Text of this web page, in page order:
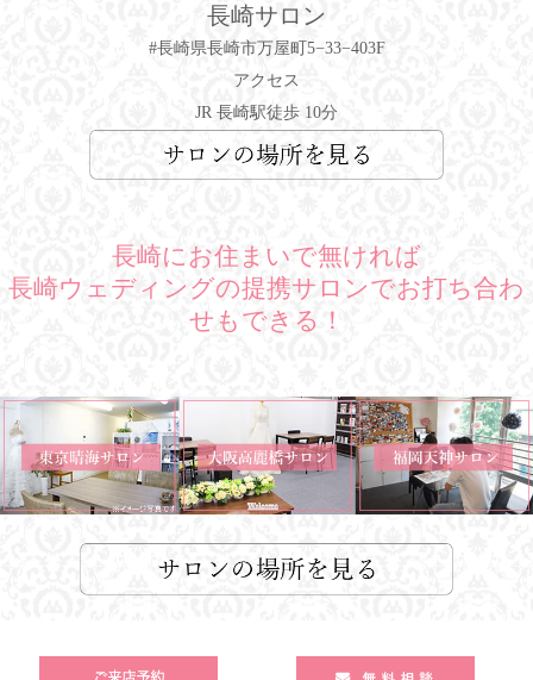
長崎サロン
#長崎県長崎市万屋町5−33−403F
アクセス
JR 長崎駅徒歩 10分
長崎にお住まいで無ければ
長崎ウェディングの提携サロンでお打ち合わ
せもできる！